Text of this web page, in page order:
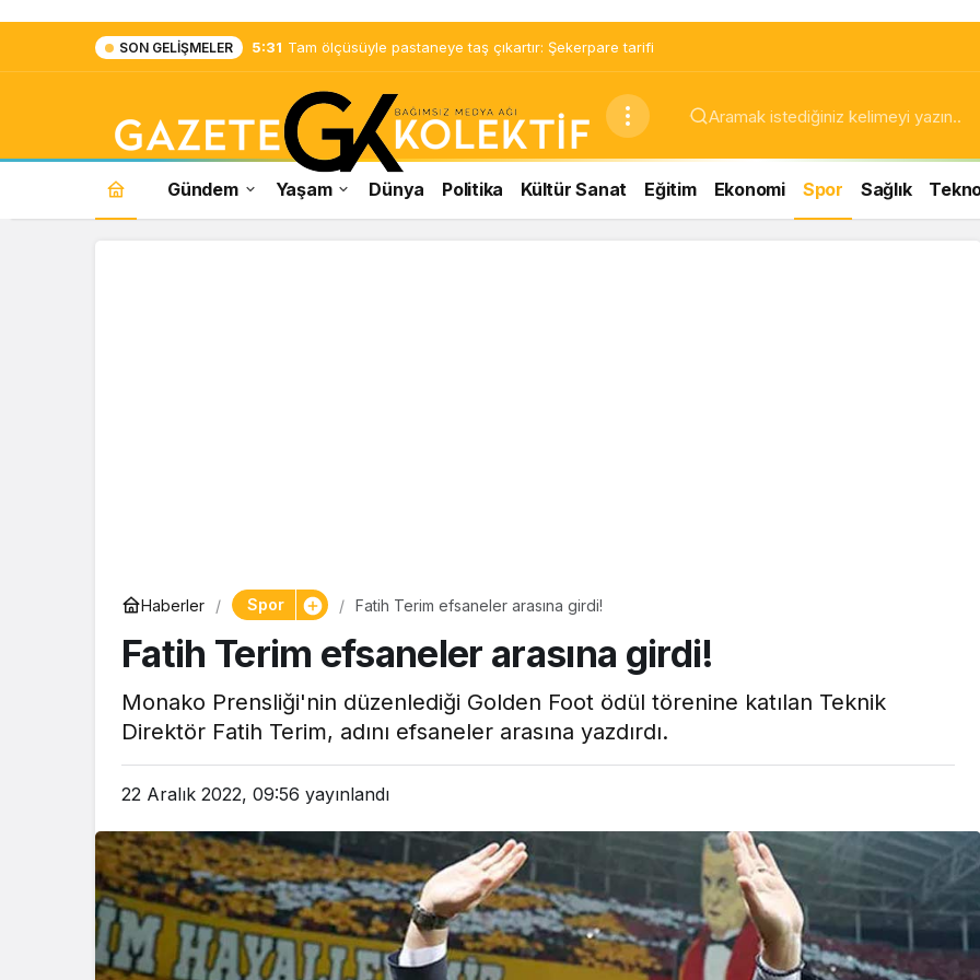
SON GELIŞMELER 5:31 Tam ölçüsüyle pastaneye taş çıkartır: Şekerpare tarifi
Gündem Yaşam Dünya Politika Kültür Sanat Eğitim Ekonomi Spor Sağlık
Haberler Spor Fatih Terim efsaneler arasına girdi!
Fatih Terim efsaneler arasına girdi!
Monako Prensliği'nin düzenlediği Golden Foot ödül törenine katılan Teknik
Direktör Fatih Terim, adını efsaneler arasına yazdırdı.
22 Aralık 2022, 09:56 yayınlandı
pastaneye taş çıkartır: